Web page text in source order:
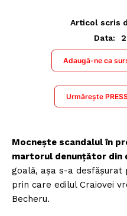
Articol scris
Data:
Adaugă-ne ca
Urmărește
Mocnește scandalul în
martorul denunțător din
goală, așa s-a desfășurat
prin care edilul Craiovei
Becheru.